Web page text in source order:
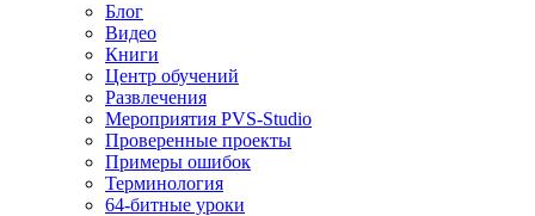
Блог
Видео
Книги
Центр обучений
Развлечения
Мероприятия PVS-Studio
Проверенные проекты
Примеры ошибок
Терминология
64-битные уроки